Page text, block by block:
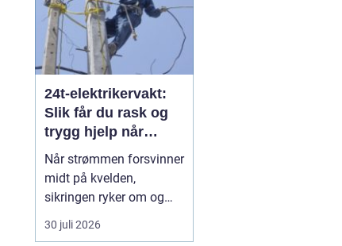
24t-elektrikervakt:
Slik får du rask og
trygg hjelp når
strømmen svikter
Når strømmen forsvinner
midt på kvelden,
sikringen ryker om og
om igjen, eller det lukter
svidd fra et stikkontakt,
30 juli 2026